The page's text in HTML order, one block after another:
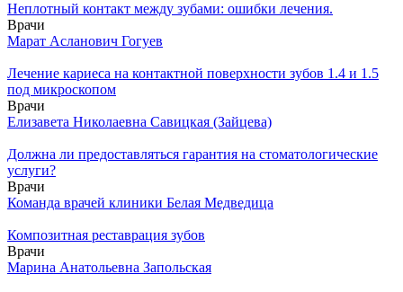
Неплотный контакт между зубами: ошибки лечения.
Врачи
Марат Асланович Гогуев
Лечение кариеса на контактной поверхности зубов 1.4 и 1.5
под микроскопом
Врачи
Елизавета Николаевна Савицкая (Зайцева)
Должна ли предоставляться гарантия на стоматологические
услуги?
Врачи
Команда врачей клиники Белая Медведица
Композитная реставрация зубов
Врачи
Марина Анатольевна Запольская